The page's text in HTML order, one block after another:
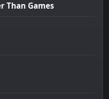
Than Games